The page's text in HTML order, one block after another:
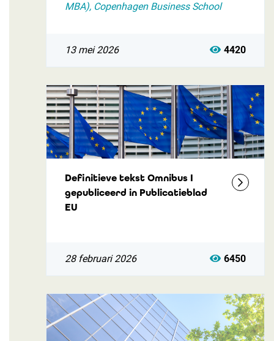
MBA), Copenhagen Business School
13 mei 2026 4420
Definitieve tekst Omnibus I
gepubliceerd in Publicatieblad
EU
28 februari 2026 6450